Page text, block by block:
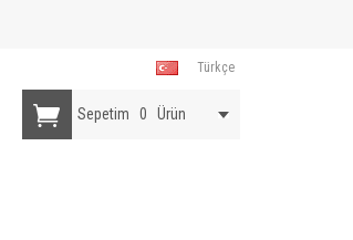
Türkçe
Sepetim 0 Ürün